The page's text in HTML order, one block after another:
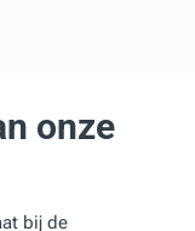
onze
bij de